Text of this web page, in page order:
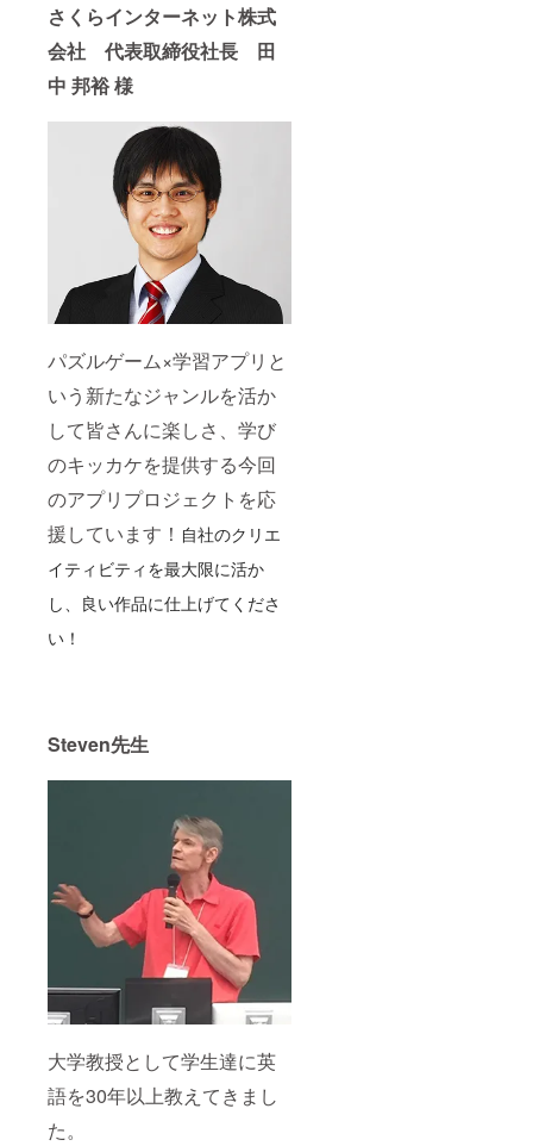
さくらインターネット株式
会社 代表取締役社長 田
中 邦裕 様
パズルゲーム×学習アプリと
いう新たなジャンルを活か
して皆さんに楽しさ、学び
のキッカケを提供する今回
のアプリプロジェクトを応
援しています！ 自社のクリエ
イティビティを最大限に活か
し、良い作品に仕上げてくださ
い！
Steven先生
大学教授として学生達に英
語を30年以上教えてきまし
た。